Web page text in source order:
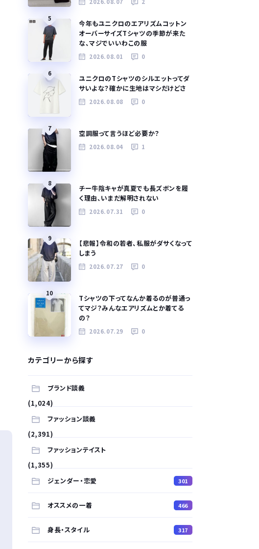
5
今年もユニクロのエアリズムコットン
オーバーサイズTシャツの季節が来た
な、マジでいいわこの服
2026.08.01 0
6
ユニクロのTシャツのシルエットってダ
サいよな？確かに生地はマシだけどさ
2026.08.08 0
7
空調服って言うほど必要か？
2026.08.04 1
8
チー牛陰キャが真夏でも長ズボンを履
く理由、いまだ解明されない
2026.07.31 0
9
【悲報】令和の若者、私服がダサくなって
しまう
2026.07.27 0
10
Tシャツの下ってなんか着るのが普通っ
てマジ？みんなエアリズムとか着てる
の？
2026.07.29 0
カテゴリーから探す
ブランド談義
(1,024)
ファッション談義
(2,391)
ファッションテイスト
(1,355)
ジェンダー・恋愛
301
オススメの一着 466
身長・スタイル 317